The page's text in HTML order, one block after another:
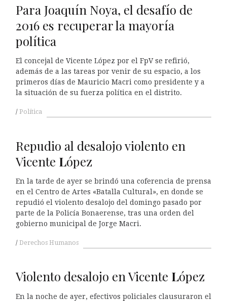
Para Joaquín Noya, el desafío de
2016 es recuperar la mayoría
política
El concejal de Vicente López por el FpV se refirió,
además de a las tareas por venir de su espacio, a los
primeros días de Mauricio Macri como presidente y a
la situación de su fuerza política en el distrito.
Política
Repudio al desalojo violento en
Vicente López
En la tarde de ayer se brindó una coferencia de prensa
en el Centro de Artes «Batalla Cultural», en donde se
repudió el violento desalojo del domingo pasado por
parte de la Policía Bonaerense, tras una orden del
gobierno municipal de Jorge Macri.
Derechos Humanos
Violento desalojo en Vicente López
En la noche de ayer, efectivos policiales clausuraron el